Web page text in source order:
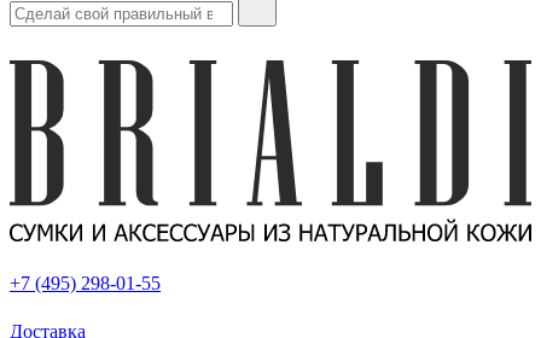
+7 (495) 298-01-55
Доставка